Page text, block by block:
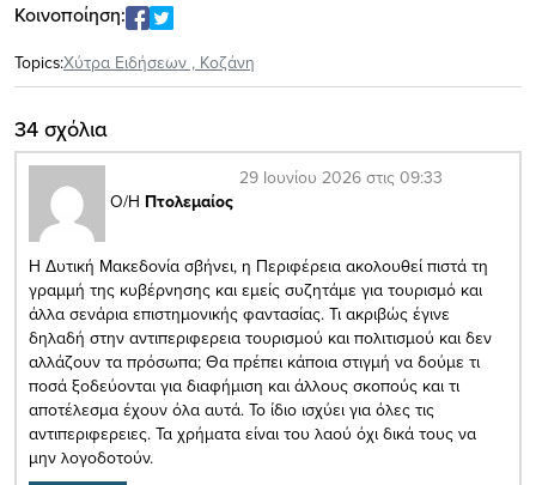
Κοινοποίηση:
Topics:Xύτρα Ειδήσεων , Κοζάνη
34 σχόλια
Ο/Η Πτολεμαίος
29 Ιουνίου 2026 στις 09:33
Η Δυτική Μακεδονία σβήνει, η Περιφέρεια ακολουθεί πιστά τη
γραμμή της κυβέρνησης και εμείς συζητάμε για τουρισμό και
άλλα σενάρια επιστημονικής φαντασίας. Τι ακριβώς έγινε
δηλαδή στην αντιπεριφερεια τουρισμού και πολιτισμού και δεν
αλλάζουν τα πρόσωπα; Θα πρέπει κάποια στιγμή να δούμε τι
ποσά ξοδεύονται για διαφήμιση και άλλους σκοπούς και τι
αποτέλεσμα έχουν όλα αυτά. Το ίδιο ισχύει για όλες τις
αντιπεριφερειες. Τα χρήματα είναι του λαού όχι δικά τους να
μην λογοδοτούν.